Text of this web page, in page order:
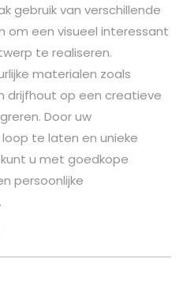
gebruik van verschillende
om een visueel interessant
te realiseren.
materialen zoals
drijfhout op een creatieve
Door uw
te laten en unieke
u met goedkope
persoonlijke